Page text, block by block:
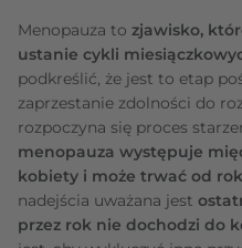
Menopauza to zjawisko,
ustanie cykli
podkreślić, że jest to etap
zaprzestanie zdolności do
rozpoczyna się proces
menopauza występuje
kobiety i może trwać od
nadejścia uważana jest
przez rok nie dochodzi do